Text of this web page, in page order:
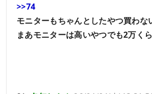
>>74
モニターもちゃんとしたやつ買わ
まあモニターは高いやつでも2万く